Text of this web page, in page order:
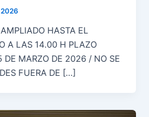
HASTA EL
A LAS 14.00 H PLAZO
DE MARZO DE 2026 / NO SE
FUERA DE […]